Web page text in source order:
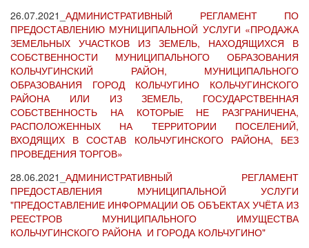
26.07.2021_ АДМИНИСТРАТИВНЫЙ РЕГЛАМЕНТ ПО
ПРЕДОСТАВЛЕНИЮ МУНИЦИПАЛЬНОЙ УСЛУГИ «ПРОДАЖА
ЗЕМЕЛЬНЫХ УЧАСТКОВ ИЗ ЗЕМЕЛЬ, НАХОДЯЩИХСЯ В
СОБСТВЕННОСТИ МУНИЦИПАЛЬНОГО ОБРАЗОВАНИЯ
КОЛЬЧУГИНСКИЙ РАЙОН, МУНИЦИПАЛЬНОГО
ОБРАЗОВАНИЯ ГОРОД КОЛЬЧУГИНО КОЛЬЧУГИНСКОГО
РАЙОНА ИЛИ ИЗ ЗЕМЕЛЬ, ГОСУДАРСТВЕННАЯ
СОБСТВЕННОСТЬ НА КОТОРЫЕ НЕ РАЗГРАНИЧЕНА,
РАСПОЛОЖЕННЫХ НА ТЕРРИТОРИИ ПОСЕЛЕНИЙ,
ВХОДЯЩИХ В СОСТАВ КОЛЬЧУГИНСКОГО РАЙОНА, БЕЗ
ПРОВЕДЕНИЯ ТОРГОВ»
28.06.2021_ АДМИНИСТРАТИВНЫЙ РЕГЛАМЕНТ
ПРЕДОСТАВЛЕНИЯ МУНИЦИПАЛЬНОЙ УСЛУГИ
"ПРЕДОСТАВЛЕНИЕ ИНФОРМАЦИИ ОБ ОБЪЕКТАХ УЧЁТА ИЗ
РЕЕСТРОВ МУНИЦИПАЛЬНОГО ИМУЩЕСТВА
КОЛЬЧУГИНСКОГО РАЙОНА И ГОРОДА КОЛЬЧУГИНО"